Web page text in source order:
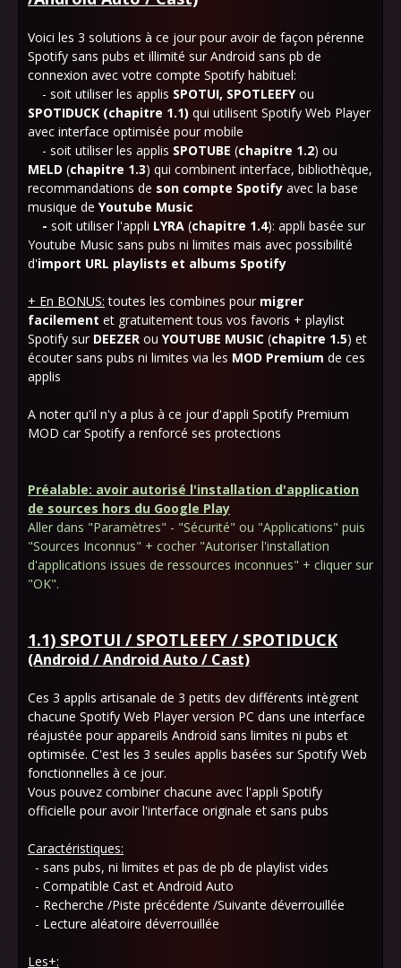
Voici les 3 solutions à ce jour pour avoir de façon pérenne
Spotify sans pubs et illimité sur Android sans pb de
connexion avec votre compte Spotify habituel:
- soit utiliser les applis SPOTUI, SPOTLEEFYou
SPOTIDUCK (chapitre 1.1) qui utilisent Spotify Web Player
avec interface optimisée pour mobile
- soit utiliser les applis SPOTUBE (chapitre 1.2) ou
MELD (chapitre 1.3) qui combinent interface, bibliothèque,
recommandations de son compte Spotify avec la base
musique de Youtube Music
- soit utiliser l'appli LYRA (chapitre 1.4): appli basée sur
Youtube Music sans pubs ni limites mais avec possibilité
d'import URL playlists et albums Spotify
+ En BONUS: toutes les combines pour migrer
facilement et gratuitement tous vos favoris + playlist
Spotify sur DEEZER ou YOUTUBE MUSIC (chapitre 1.5) et
écouter sans pubs ni limites via les MOD Premium de ces
applis
A noter qu'il n'y a plus à ce jour d'appli Spotify Premium
MOD car Spotify a renforcé ses protections
Préalable: avoir autorisé l'installation d'application
de sources hors du Google Play
Aller dans "Paramètres" - "Sécurité" ou "Applications" puis
"Sources Inconnus" + cocher "Autoriser l'installation
d'applications issues de ressources inconnues" + cliquer sur
"OK".
1.1) SPOTUI / SPOTLEEFY / SPOTIDUCK
(Android / Android Auto / Cast)
Ces 3 applis artisanale de 3 petits dev différents intègrent
chacune Spotify Web Player version PC dans une interface
réajustée pour appareils Android sans limites ni pubs et
optimisée. C'est les 3 seules applis basées sur Spotify Web
fonctionnelles à ce jour.
Vous pouvez combiner chacune avec l'appli Spotify
officielle pour avoir l'interface originale et sans pubs
Caractéristiques:
- sans pubs, ni limites et pas de pb de playlist vides
- Compatible Cast et Android Auto
- Recherche /Piste précédente /Suivante déverrouillée
- Lecture aléatoire déverrouillée
Les+: